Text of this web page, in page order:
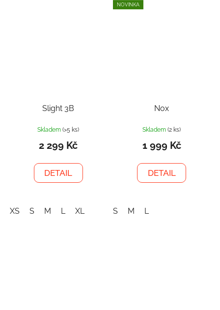
Slight 3B
Skladem(>5 ks)
2 299 Kč
DETAIL
XS S M L XL
NOVINKA
Nox
Skladem (2 ks)
1 999 Kč
DETAIL
S M L